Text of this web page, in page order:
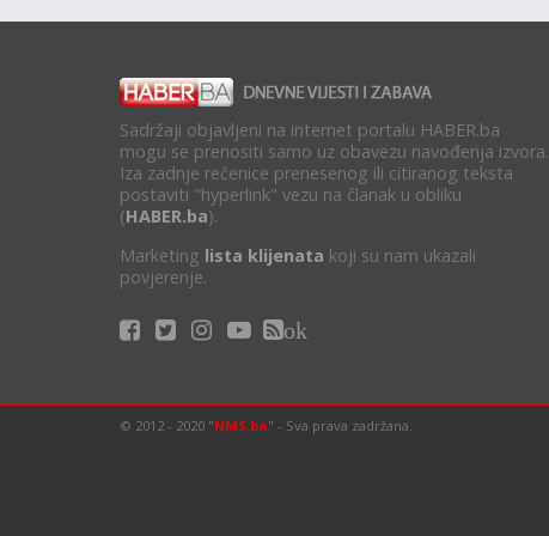
Sadržaji objavljeni na internet portalu HABER.ba
mogu se prenositi samo uz obavezu navođenja izvora.
Iza zadnje rečenice prenesenog ili citiranog teksta
postaviti "hyperlink" vezu na članak u obliku
(HABER.ba).
Marketing lista klijenata koji su nam ukazali
povjerenje.
ok
© 2012 - 2020 "NMS.ba" - Sva prava zadržana.